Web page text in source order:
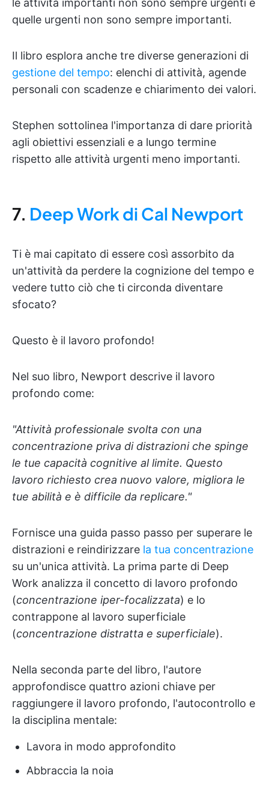
le attività importanti non sono sempre urgenti e
quelle urgenti non sono sempre importanti.
Il libro esplora anche tre diverse generazioni di
gestione del tempo: elenchi di attività, agende
personali con scadenze e chiarimento dei valori.
Stephen sottolinea l'importanza di dare priorità
agli obiettivi essenziali e a lungo termine
rispetto alle attività urgenti meno importanti.
7. Deep Work di Cal Newport
Ti è mai capitato di essere così assorbito da
un'attività da perdere la cognizione del tempo e
vedere tutto ciò che ti circonda diventare
sfocato?
Questo è il lavoro profondo!
Nel suo libro, Newport descrive il lavoro
profondo come:
"Attività professionale svolta con una
concentrazione priva di distrazioni che spinge
le tue capacità cognitive al limite. Questo
lavoro richiesto crea nuovo valore, migliora le
tue abilità e è difficile da replicare."
Fornisce una guida passo passo per superare le
distrazioni e reindirizzare la tua concentrazione
su un'unica attività. La prima parte di Deep
Work analizza il concetto di lavoro profondo
(concentrazione iper-focalizzata) e lo
contrappone al lavoro superficiale
(concentrazione distratta e superficiale).
Nella seconda parte del libro, l'autore
approfondisce quattro azioni chiave per
raggiungere il lavoro profondo, l'autocontrollo e
la disciplina mentale:
Lavora in modo approfondito
Abbraccia la noia